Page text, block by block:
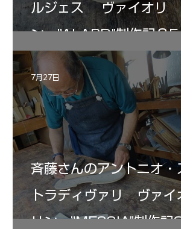
ルジェス ヴァイオリ
ン ”ALARD"制作記３5
斉藤さんのアントニオ・ス
トラディヴァリ ヴァイオ
リン ”MESSIA"制作記33
7月27日